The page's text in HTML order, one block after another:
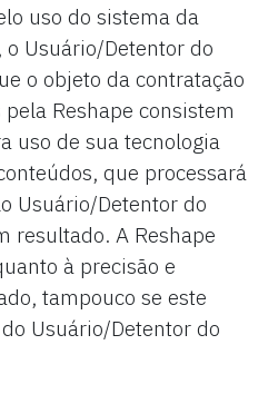
uso do sistema da
o Usuário/Detentor do
o objeto da contratação
Reshape consistem
uso de sua tecnologia
que processará
Usuário/Detentor do
resultado. A Reshape
à precisão e
tampouco se este
Usuário/Detentor do